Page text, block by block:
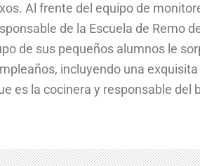
Al frente del equipo de
de la Escuela de Remo
de sus pequeños alumnos le
incluyendo una
es la cocinera y responsable del